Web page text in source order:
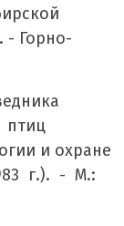
- Горно-
птиц
и охране
г.). - М.: